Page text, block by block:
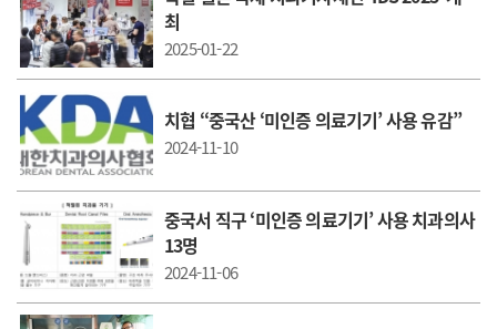
최
2025-01-22
치협 “중국산 ‘미인증 의료기기’ 사용 유감”
2024-11-10
중국서 직구 ‘미인증 의료기기’ 사용 치과의사
13명
2024-11-06